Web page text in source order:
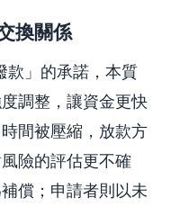
換關係
款」的承諾，本質
調整，讓資金更快
間被壓縮，放款方
險的評估更不確
償；申請者則以未